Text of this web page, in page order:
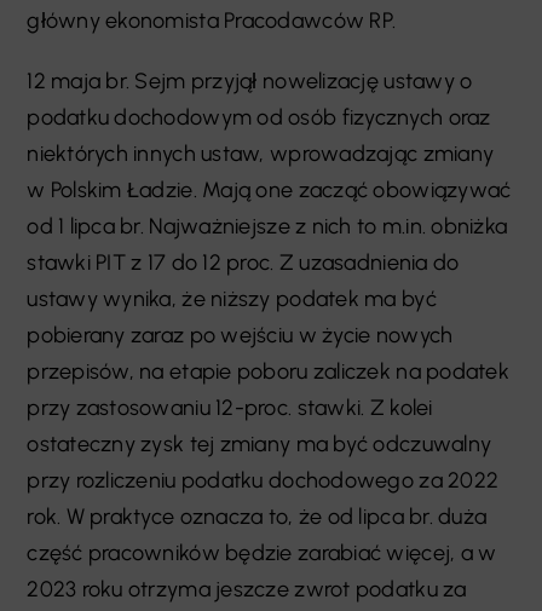
główny ekonomista Pracodawców RP.
12 maja br. Sejm przyjął nowelizację ustawy o
podatku dochodowym od osób fizycznych oraz
niektórych innych ustaw, wprowadzając zmiany
w Polskim Ładzie. Mają one zacząć obowiązywać
od 1 lipca br. Najważniejsze z nich to m.in. obniżka
stawki PIT z 17 do 12 proc. Z uzasadnienia do
ustawy wynika, że niższy podatek ma być
pobierany zaraz po wejściu w życie nowych
przepisów, na etapie poboru zaliczek na podatek
przy zastosowaniu 12-proc. stawki. Z kolei
ostateczny zysk tej zmiany ma być odczuwalny
przy rozliczeniu podatku dochodowego za 2022
rok. W praktyce oznacza to, że od lipca br. duża
część pracowników będzie zarabiać więcej, a w
2023 roku otrzyma jeszcze zwrot podatku za